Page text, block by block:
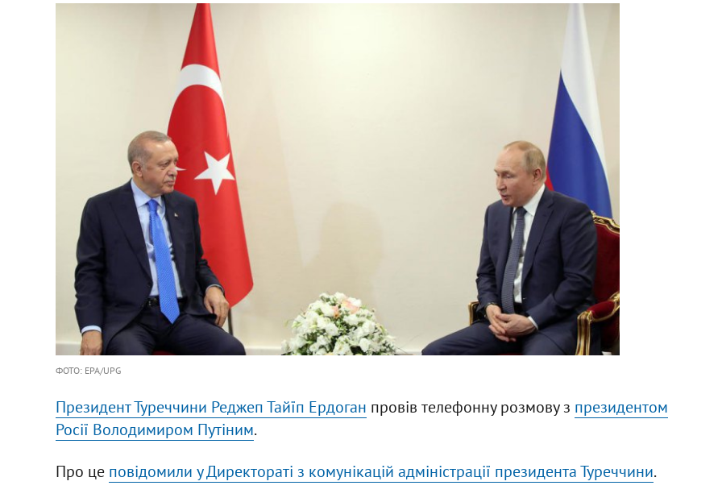
ФОТО: EPA/UPG
Президент Туреччини Реджеп Тайїп Ердоган провів телефонну розмову з президентом
Росії Володимиром Путіним.
Про це повідомили у Директораті з комунікацій адміністрації президента Туреччини.